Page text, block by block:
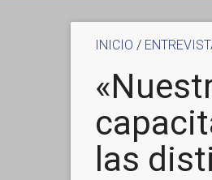
INICIO /
las